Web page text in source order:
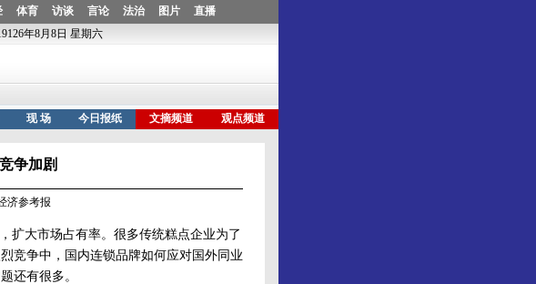
争加剧
济参考报
大市场占有率。很多传统糕点企业为了
竞争中，国内连锁品牌如何应对国外同业
还有很多。